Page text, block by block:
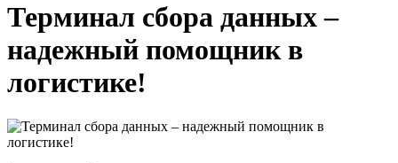
Терминал сбора данных –
надежный помощник в
логистике!